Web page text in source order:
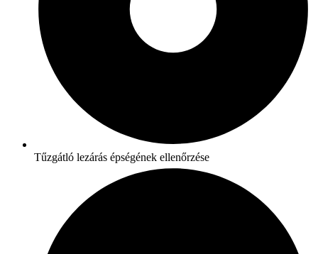
Tűzgátló lezárás épségének ellenőrzése